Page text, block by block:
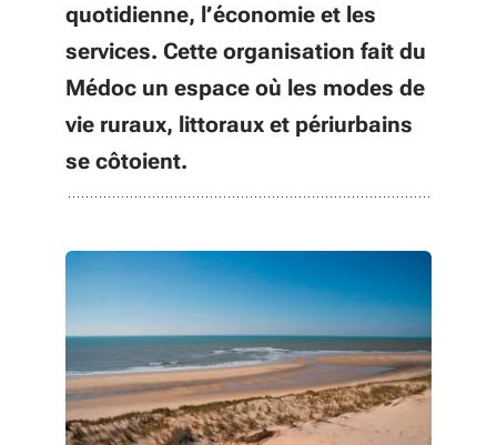
quotidienne, l’économie et les
services. Cette organisation fait du
Médoc un espace où les modes de
vie ruraux, littoraux et périurbains
se côtoient.